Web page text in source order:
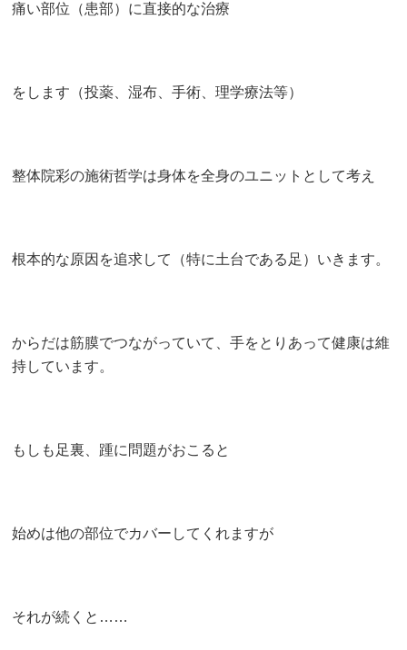
痛い部位（患部）に直接的な治療
をします（投薬、湿布、手術、理学療法等）
整体院彩の施術哲学は身体を全身のユニットとして考え
根本的な原因を追求して（特に土台である足）いきます。
からだは筋膜でつながっていて、手をとりあって健康は維
持しています。
もしも足裏、踵に問題がおこると
始めは他の部位でカバーしてくれますが
それが続くと……